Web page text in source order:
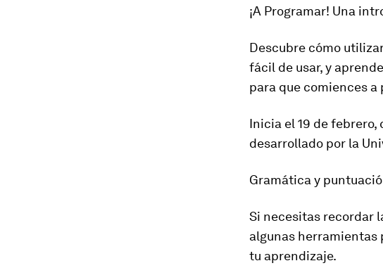
¡A Programar! Una
Descubre cómo
fácil de usar, y
para que comiences
Inicia el 19 de
desarrollado por la
Gramática y
Si necesitas recordar
algunas herramientas
tu aprendizaje.